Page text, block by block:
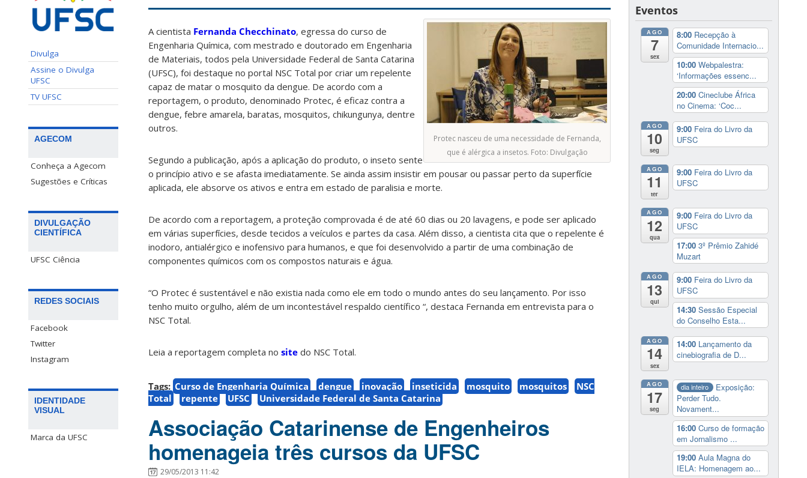
Divulga
Assine o Divulga
UFSC
TV UFSC
AGECOM
Conheça a Agecom
Sugestões e Críticas
DIVULGAÇÃO
CIENTÍFICA
UFSC Ciência
REDES SOCIAIS
Facebook
Twitter
Instagram
IDENTIDADE
VISUAL
Marca da UFSC
Protec nasceu de uma necessidade de Fernanda,
que é alérgica a insetos. Foto: Divulgação
A cientista Fernanda Checchinato, egressa do curso de
Engenharia Química, com mestrado e doutorado em Engenharia
de Materiais, todos pela Universidade Federal de Santa Catarina
(UFSC), foi destaque no portal NSC Total por criar um repelente
capaz de matar o mosquito da dengue. De acordo com a
reportagem, o produto, denominado Protec, é eficaz contra a
dengue, febre amarela, baratas, mosquitos, chikungunya, dentre
outros.
Segundo a publicação, após a aplicação do produto, o inseto sente
o princípio ativo e se afasta imediatamente. Se ainda assim insistir em pousar ou passar perto da superfície
aplicada, ele absorve os ativos e entra em estado de paralisia e morte.
De acordo com a reportagem, a proteção comprovada é de até 60 dias ou 20 lavagens, e pode ser aplicado
em várias superfícies, desde tecidos a veículos e partes da casa. Além disso, a cientista cita que o repelente é
inodoro, antialérgico e inofensivo para humanos, e que foi desenvolvido a partir de uma combinação de
componentes químicos com os compostos naturais e água.
“O Protec é sustentável e não existia nada como ele em todo o mundo antes do seu lançamento. Por isso
tenho muito orgulho, além de um incontestável respaldo científico “, destaca Fernanda em entrevista para o
NSC Total.
Leia a reportagem completa no site do NSC Total.
Tags: Curso de Engenharia Química dengue inovação inseticida mosquito mosquitos
NSC
Total
repente UFSC Universidade Federal de Santa Catarina
Associação Catarinense de Engenheiros
homenageia três cursos da UFSC
29/05/2013 11:42
Eventos
AGO
7
sex
8:00 Recepção à
Comunidade Internacio...
10:00 Webpalestra:
‘Informações essenc...
20:00 Cineclube África
no Cinema: ‘Coc...
AGO
10
seg
9:00 Feira do Livro da
UFSC
AGO
11
ter
9:00 Feira do Livro da
UFSC
AGO
12
qua
9:00 Feira do Livro da
UFSC
17:00 3º Prêmio Zahidé
Muzart
AGO
13
qui
9:00 Feira do Livro da
UFSC
14:30 Sessão Especial
do Conselho Esta...
AGO
14
sex
14:00 Lançamento da
cinebiografia de D...
AGO
17
seg
dia inteiro
Exposição:
Perder Tudo.
Novament...
16:00 Curso de formação
em Jornalismo ...
19:00 Aula Magna do
IELA: Homenagem ao...